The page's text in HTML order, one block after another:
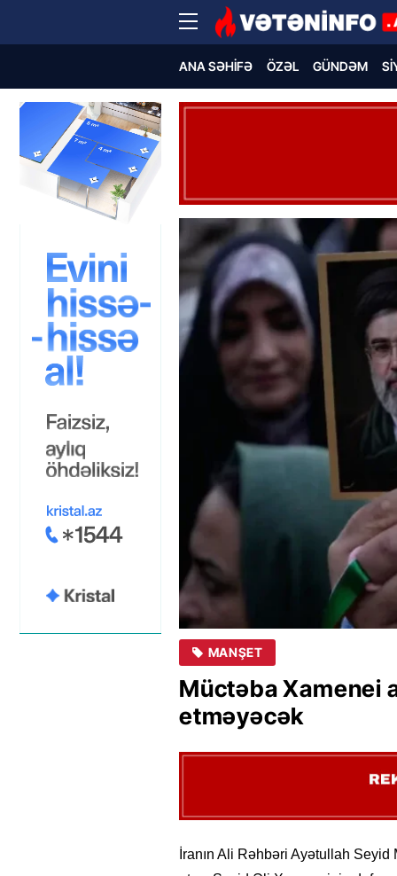
ANA SƏHIFƏ ÖZƏL GÜNDƏM
MANŞET
Müctəba Xamenei
etməyəcək
İranın Ali Rəhbəri Ayətullah